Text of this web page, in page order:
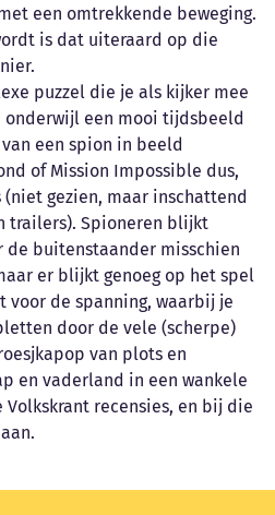
een omtrekkende beweging.
is dat uiteraard op die
puzzel die je als kijker mee
onderwijl een mooi tijdsbeeld
een spion in beeld
of Mission Impossible dus,
(niet gezien, maar inschattend
trailers). Spioneren blijkt
buitenstaander misschien
er blijkt genoeg op het spel
voor de spanning, waarbij je
door de vele (scherpe)
van plots en
en vaderland in een wankele
recensies, en bij die